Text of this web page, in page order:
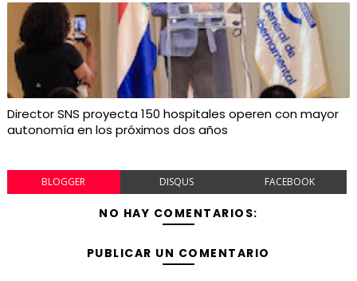
Director SNS proyecta 150 hospitales operen con mayor
autonomía en los próximos dos años
BLOGGER DISQUS FACEBOOK
NO HAY COMENTARIOS:
PUBLICAR UN COMENTARIO